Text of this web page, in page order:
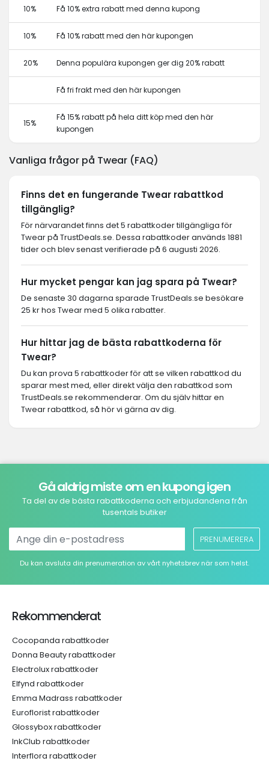
10% Få 10% extra rabatt med denna kupong
10% Få 10% rabatt med den här kupongen
20% Denna populära kupongen ger dig 20% rabatt
Få fri frakt med den här kupongen
15%
Få 15% rabatt på hela ditt köp med den här
kupongen
Vanliga frågor på Twear (FAQ)
Finns det en fungerande Twear rabattkod
tillgänglig?
För närvarandet finns det 5 rabattkoder tillgängliga för
Twear på TrustDeals.se. Dessa rabattkoder används 1881
tider och blev senast verifierade på 6 augusti 2026.
Hur mycket pengar kan jag spara på Twear?
De senaste 30 dagarna sparade TrustDeals.se besökare
25 kr hos Twear med 5 olika rabatter.
Hur hittar jag de bästa rabattkoderna för
Twear?
Du kan prova 5 rabattkoder för att se vilken rabattkod du
sparar mest med, eller direkt välja den rabattkod som
TrustDeals.se rekommenderar. Om du själv hittar en
Twear rabattkod, så hör vi gärna av dig.
Gå aldrig miste om en kupong igen
Ta del av de bästa rabattkoderna och erbjudandena från
tusentals butiker
PRENUMERERA
Du kan avsluta din prenumeration av vårt nyhetsbrev när som helst.
Rekommenderat
Cocopanda rabattkoder
Donna Beauty rabattkoder
Electrolux rabattkoder
Elfynd rabattkoder
Emma Madrass rabattkoder
Euroflorist rabattkoder
Glossybox rabattkoder
InkClub rabattkoder
Interflora rabattkoder